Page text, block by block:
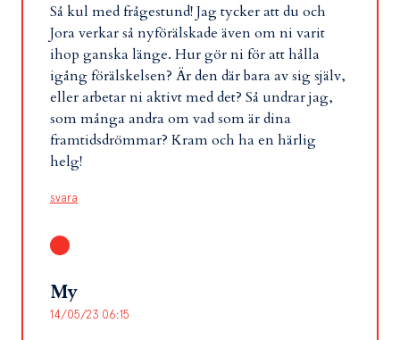
Så kul med frågestund! Jag tycker att du och
Jora verkar så nyförälskade även om ni varit
ihop ganska länge. Hur gör ni för att hålla
igång förälskelsen? Är den där bara av sig själv,
eller arbetar ni aktivt med det? Så undrar jag,
som många andra om vad som är dina
framtidsdrömmar? Kram och ha en härlig
helg!
svara
My
14/05/23 06:15